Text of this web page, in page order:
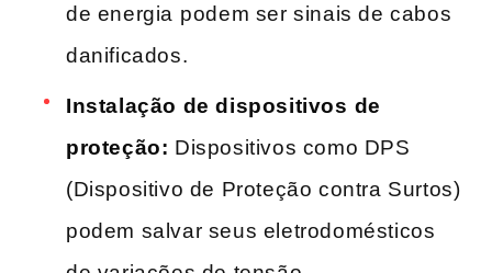
de energia⁤ podem ser sinais de cabos
danificados.
Instalação de dispositivos ⁤de
proteção: Dispositivos como DPS
(Dispositivo de Proteção contra Surtos)
podem salvar seus eletrodomésticos